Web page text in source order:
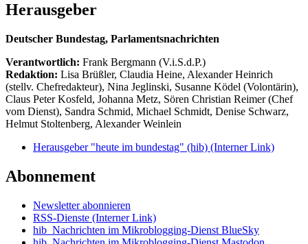
Herausgeber
Deutscher Bundestag, Parlamentsnachrichten
Verantwortlich: Frank Bergmann (V.i.S.d.P.)
Redaktion: Lisa Brüßler, Claudia Heine, Alexander Heinrich
(stellv. Chefredakteur), Nina Jeglinski, Susanne Ködel (Volontärin),
Claus Peter Kosfeld, Johanna Metz, Sören Christian Reimer (Chef
vom Dienst), Sandra Schmid, Michael Schmidt, Denise Schwarz,
Helmut Stoltenberg, Alexander Weinlein
Herausgeber "heute im bundestag" (hib) (Interner Link)
Abonnement
Newsletter abonnieren
RSS-Dienste (Interner Link)
hib_Nachrichten im Mikroblogging-Dienst BlueSky